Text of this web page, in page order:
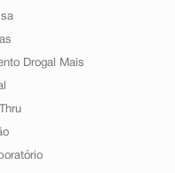
Drogal Mais